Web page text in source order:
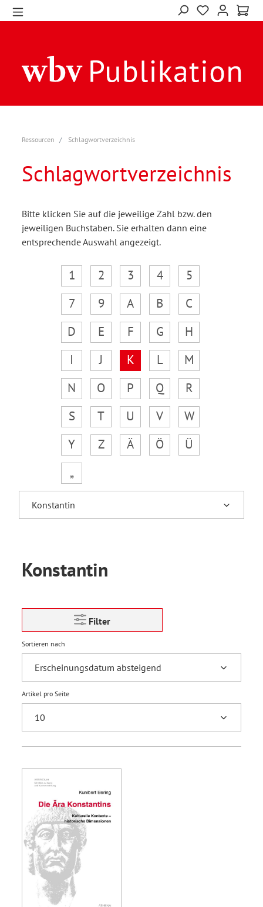
Ressourcen Schlagwortverzeichnis
Schlagwortverzeichnis
Bitte klicken Sie auf die jeweilige Zahl bzw. den
jeweiligen Buchstaben. Sie erhalten dann eine
entsprechende Auswahl angezeigt.
1 2 3 4
5
7
9 A B
C
D
E F G
H
I
J K L
M
N
O P Q
R
S
T U V
W
Y
Z Ä Ö
Ü
„
Konstantin
Filter
Sortieren nach
Artikel pro Seite